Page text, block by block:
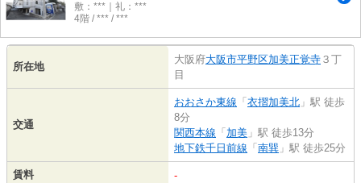
敷：***｜礼：***
4階 / *** / ***
所在地
大阪府大阪市平野区加美正覚寺 ３丁
目
交通
おおさか東線 「 衣摺加美北 」駅 徒歩
8分
関西本線 「 加美 」駅 徒歩13分
地下鉄千日前線 「 南巽 」駅 徒歩25分
賃料 -